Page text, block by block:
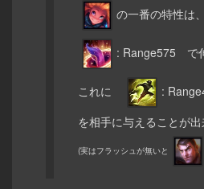
の一番の特性は、
: Range575 で
これに
:
を相手に与えることが出
(実はフラッシュが無いと